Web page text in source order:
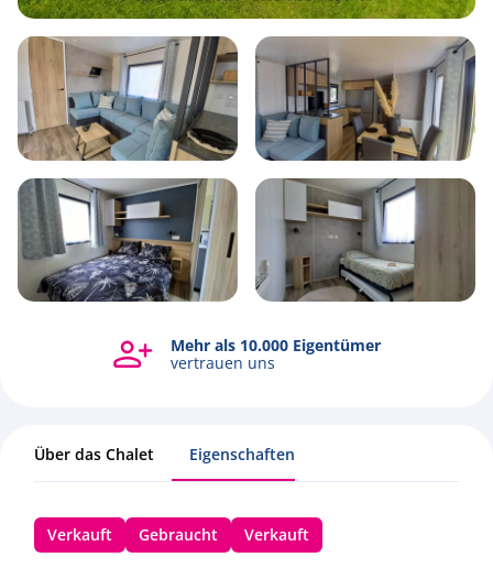
6 2 3 48m2
Alle Fotos ansehen
Mehr als 10.000 Eigentümer
vertrauen uns
Über das Chalet Eigenschaften
Verkauft Gebraucht Verkauft